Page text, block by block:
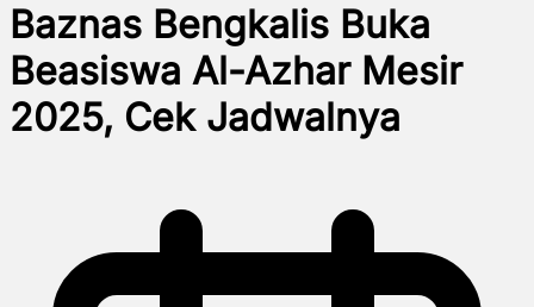
Baznas Bengkalis Buka
Beasiswa Al-Azhar Mesir
2025, Cek Jadwalnya